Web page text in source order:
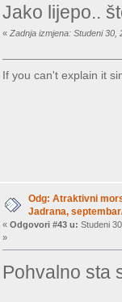
Jako lijepo..
« Zadnja izmjena: Studeni 30,
If you can't explain it
Odg: Atraktivni
Jadrana,
« Odgovori #43 u: Studeni
»
Pohvalno sta